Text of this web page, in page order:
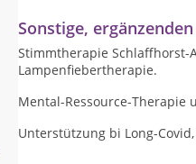
Sonstige,
Stimmtherapie Schlaffhorst-
Lampenfiebertherapie.
Mental-Ressource-Therapie
Unterstützung bi Long-